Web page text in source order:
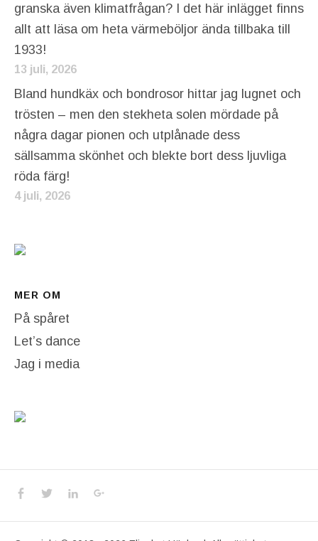
granska även klimatfrågan? I det här inlägget finns
allt att läsa om heta värmeböljor ända tillbaka till
1933!
13 juli, 2026
Bland hundkäx och bondrosor hittar jag lugnet och
trösten – men den stekheta solen mördade på
några dagar pionen och utplånade dess
sällsamma skönhet och blekte bort dess ljuvliga
röda färg!
4 juli, 2026
MER OM
På spåret
Let’s dance
Jag i media
Social Media Profiles
Facebook
TwitterLinkedIn